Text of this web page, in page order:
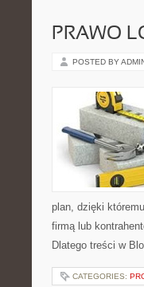
PRAWO
POSTED BY
plan, dzięki
firmą lub
Dlatego treści w
CATEGORIES: